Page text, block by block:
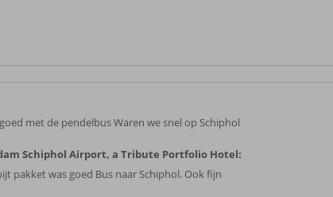
met de pendelbus Waren we snel op Schiphol
Schiphol Airport, a Tribute Portfolio Hotel:
pakket was goed Bus naar Schiphol. Ook fijn